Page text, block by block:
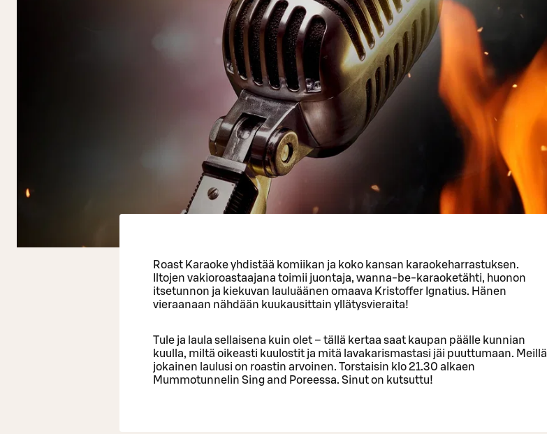
Roast Karaoke yhdistää komiikan ja koko kansan karaokeharrastuksen.
Iltojen vakioroastaajana toimii juontaja, wanna-be-karaoketähti, huonon
itsetunnon ja kiekuvan lauluäänen omaava Kristoffer Ignatius. Hänen
vieraanaan nähdään kuukausittain yllätysvieraita!
Tule ja laula sellaisena kuin olet – tällä kertaa saat kaupan päälle kunnian
kuulla, miltä oikeasti kuulostit ja mitä lavakarismastasi jäi puuttumaan. Meillä
jokainen laulusi on roastin arvoinen. Torstaisin klo 21.30 alkaen
Mummotunnelin Sing and Poreessa. Sinut on kutsuttu!